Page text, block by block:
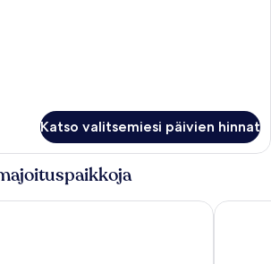
Katso valitsemiesi päivien hinnat
Holiday